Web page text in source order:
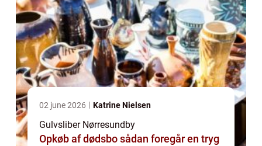
02 june 2026 Katrine Nielsen
Gulvsliber Nørresundby
Opkøb af dødsbo sådan foregår en tryg